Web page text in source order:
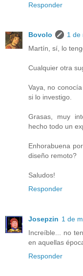
Responder
Bovolo
1 de
Martín, sí, lo
Cualquier otra
Vaya, no
si lo investigo.
Grasas, muy
hecho todo un
Enhorabuena
diseño remoto?
Saludos!
Responder
Josepzin 1 de
Increíble... no
en aquellas
Responder